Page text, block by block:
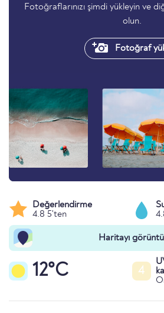
Fotoğraflarınızı şimdi yükleyin ve
olun.
Fotoğraf
Değerlendirme
4.8 5'ten
Haritayı
12°C 4